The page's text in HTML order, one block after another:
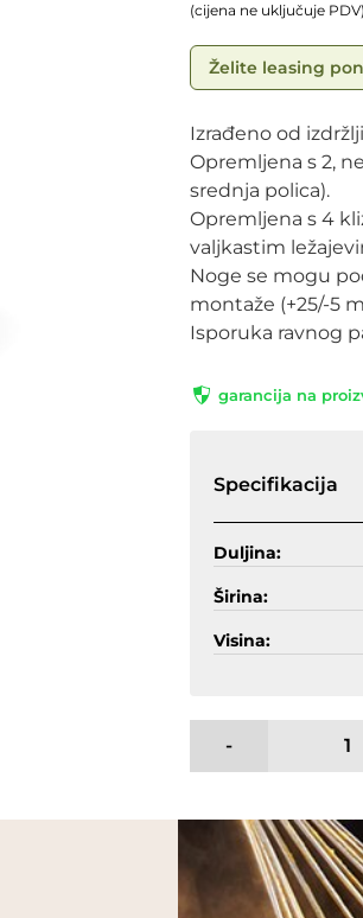
(cijena ne uključuje PDV)
Želite leasing
Izrađeno od
Opremljena s 2,
srednja polica).
Opremljena s 4
valjkastim
Noge se mogu
montaže (+25/-5
Isporuka ravnog
garancija na
Specifikacija
Duljina:
Širina:
Visina:
-